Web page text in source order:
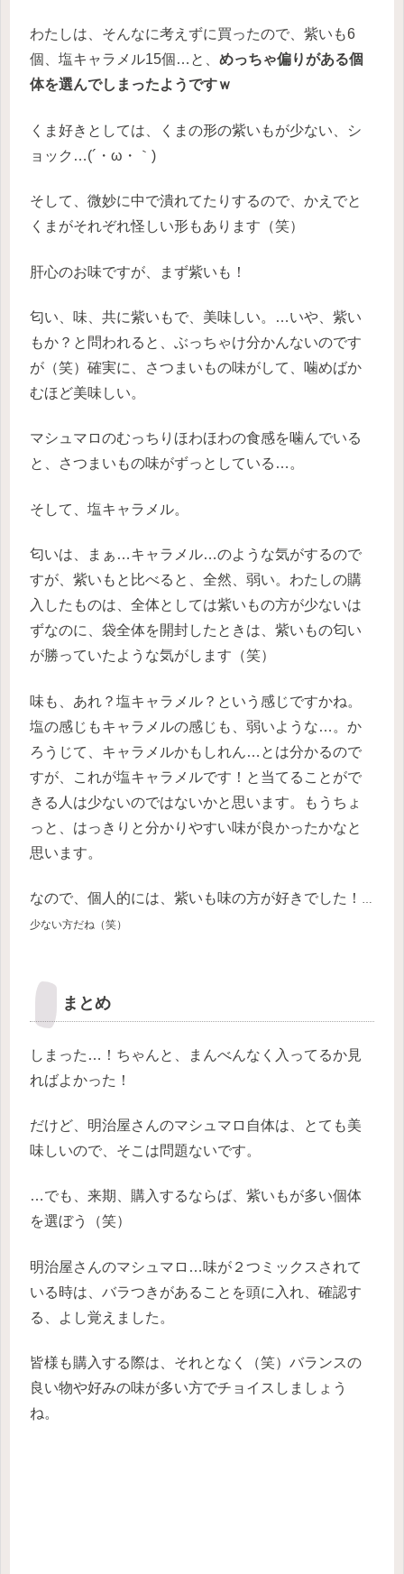
わたしは、そんなに考えずに買ったので、紫いも6
個、塩キャラメル15個…と、 めっちゃ偏りがある個
体を選んでしまったようですｗ
くま好きとしては、くまの形の紫いもが少ない、シ
ョック…(´・ω・｀)
そして、微妙に中で潰れてたりするので、かえでと
くまがそれぞれ怪しい形もあります（笑）
肝心のお味ですが、まず紫いも！
匂い、味、共に紫いもで、美味しい。…いや、紫い
もか？と問われると、ぶっちゃけ分かんないのです
が（笑）確実に、さつまいもの味がして、噛めばか
むほど美味しい。
マシュマロのむっちりほわほわの食感を噛んでいる
と、さつまいもの味がずっとしている…。
そして、塩キャラメル。
匂いは、まぁ…キャラメル…のような気がするので
すが、紫いもと比べると、全然、弱い。わたしの購
入したものは、全体としては紫いもの方が少ないは
ずなのに、袋全体を開封したときは、紫いもの匂い
が勝っていたような気がします（笑）
味も、あれ？塩キャラメル？という感じですかね。
塩の感じもキャラメルの感じも、弱いような…。か
ろうじて、キャラメルかもしれん…とは分かるので
すが、これが塩キャラメルです！と当てることがで
きる人は少ないのではないかと思います。もうちょ
っと、はっきりと分かりやすい味が良かったかなと
思います。
なので、個人的には、紫いも味の方が好きでした！ …
少ない方だね（笑）
まとめ
しまった…！ちゃんと、まんべんなく入ってるか見
ればよかった！
だけど、明治屋さんのマシュマロ自体は、とても美
味しいので、そこは問題ないです。
…でも、来期、購入するならば、紫いもが多い個体
を選ぼう（笑）
明治屋さんのマシュマロ…味が２つミックスされて
いる時は、バラつきがあることを頭に入れ、確認す
る、よし覚えました。
皆様も購入する際は、それとなく（笑）バランスの
良い物や好みの味が多い方でチョイスしましょう
ね。